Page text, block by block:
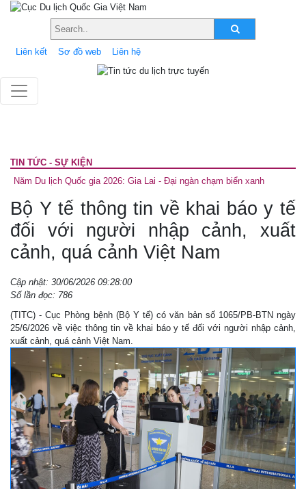
Liên kết Sơ đồ web Liên hệ
TIN TỨC - SỰ KIỆN
Năm Du lịch Quốc gia 2026: Gia Lai - Đại ngàn chạm biển xanh
Bộ Y tế thông tin về khai báo y tế
đối với người nhập cảnh, xuất
cảnh, quá cảnh Việt Nam
Cập nhật: 30/06/2026 09:28:00
Số lần đọc: 786
(TITC) - Cục Phòng bệnh (Bộ Y tế) có văn bản số 1065/PB-BTN ngày
25/6/2026 về việc thông tin về khai báo y tế đối với người nhập cảnh,
xuất cảnh, quá cảnh Việt Nam.